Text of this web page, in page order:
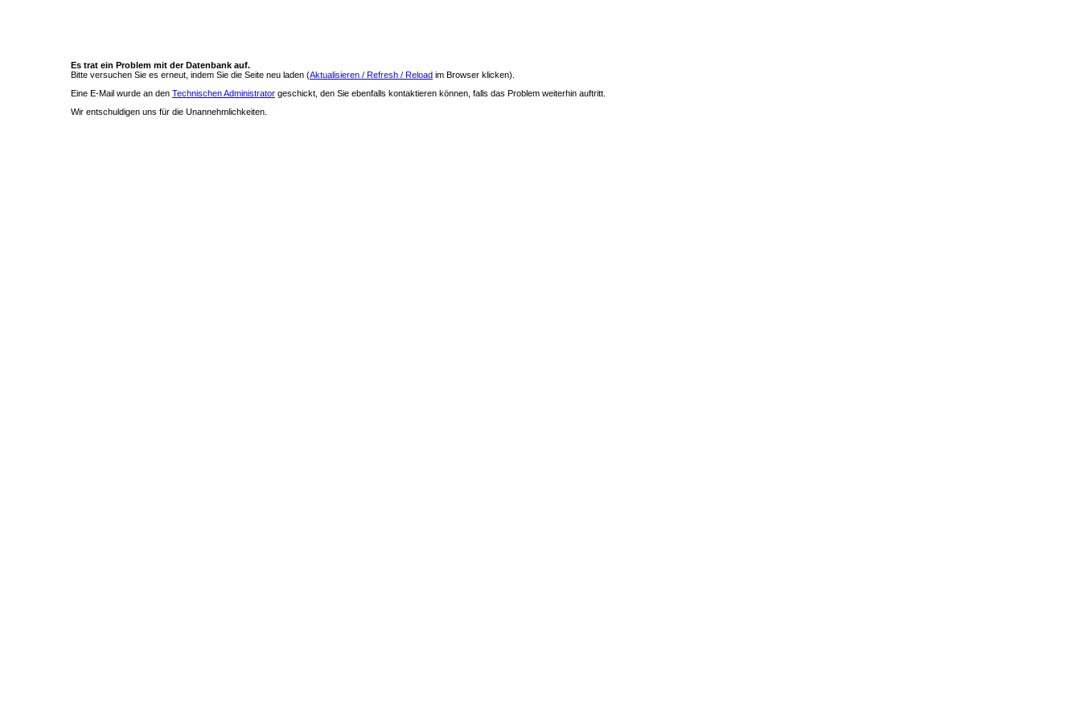
Es trat ein Problem mit der Datenbank auf.
Bitte versuchen Sie es erneut, indem Sie die Seite neu laden (Aktualisieren / Refresh / Reload im Browser klicken).
Eine E-Mail wurde an den Technischen Administrator geschickt, den Sie ebenfalls kontaktieren können, falls das Problem weiterhin auftritt.
Wir entschuldigen uns für die Unannehmlichkeiten.